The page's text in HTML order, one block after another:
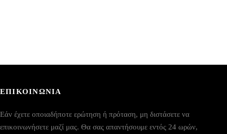
ΕΠΙΚΟΙΝΩΝΙΑ
Εάν έχετε οποιαδήποτε ερώτηση ή πρόταση, μη διστάσετε να
επικοινωνήσετε μαζί μας. Θα σας απαντήσουμε εντός 24 ωρών,